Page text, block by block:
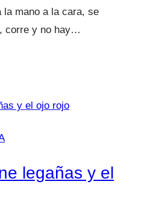
la mano a la cara, se
corre y no hay…
legañas y el